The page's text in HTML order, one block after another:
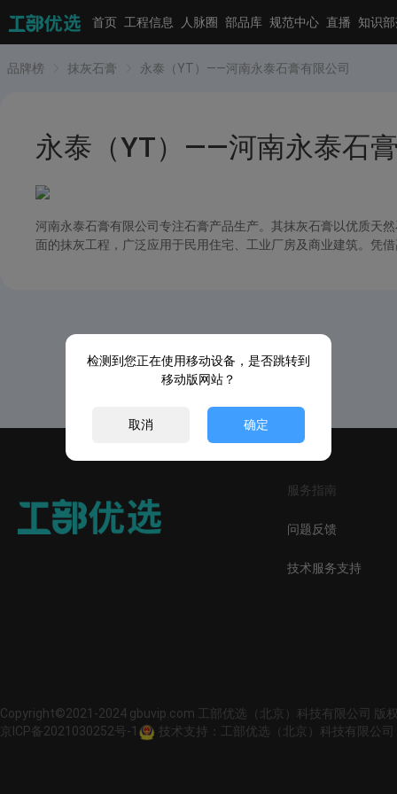
首页 工程信息 人脉圈 部品库 规范中心 直播 知识
品牌榜 抹灰石膏 永泰（YT）——河南永泰石膏有限公司
永泰（YT）——河南永泰石
河南永泰石膏有限公司专注石膏产品生产。其抹灰石膏以优质天
面的抹灰工程，广泛应用于民用住宅、工业厂房及商业建筑。凭
服务指南
问题反馈
技术服务支持
Copyright©2021-2024 gbuvip.com 工部优选（北京）科技有限公司 版
京ICP备2021030252号-1
技术支持：工部优选（北京）科技有限公司
检测到您正在使用移动设备，是否跳转到
移动版网站？
取消 确定